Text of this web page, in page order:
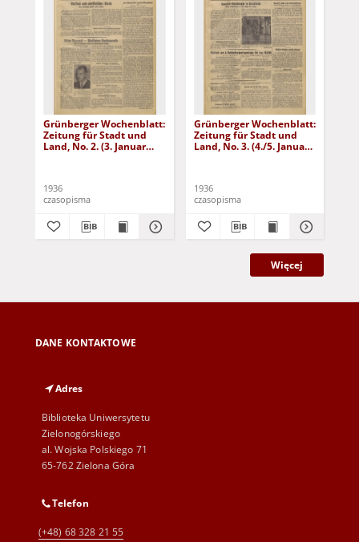
Grünberger Wochenblatt:
Zeitung für Stadt und
Land, No. 2. (3. Januar
1936
czasopisma
Grünberger Wochenblatt:
Zeitung für Stadt und
Land, No. 3. (4./5. Januar
1936
czasopisma
Więcej
DANE KONTAKTOWE
Adres
Biblioteka Uniwersytetu
Zielonogórskiego
al. Wojska Polskiego 71
65-762 Zielona Góra
Telefon
(+48) 68 328 21 55